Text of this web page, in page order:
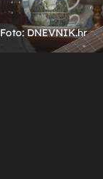
Foto: DNEVNIK.hr